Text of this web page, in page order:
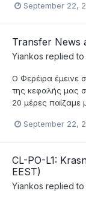
September 22,
Transfer News
Yiankos replied to
Ο Φερέιρα έμεινε
της κεφαλής μας
20 μέρες παίζαμε
September 22,
CL-PO-L1:
EEST)
Yiankos replied to